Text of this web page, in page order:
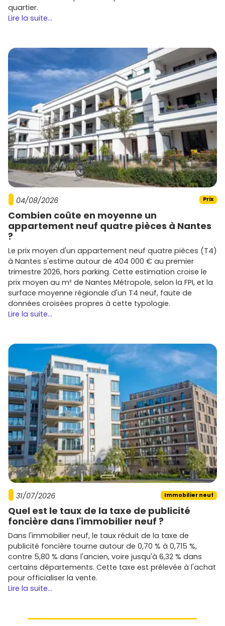
quartier.
Lire la suite...
04/08/2026 Prix
Combien coûte en moyenne un
appartement neuf quatre pièces à Nantes
?
Le prix moyen d'un appartement neuf quatre pièces (T4)
à Nantes s'estime autour de 404 000 € au premier
trimestre 2026, hors parking. Cette estimation croise le
prix moyen au m² de Nantes Métropole, selon la FPI, et la
surface moyenne régionale d'un T4 neuf, faute de
données croisées propres à cette typologie.
Lire la suite...
31/07/2026 Immobilier neuf
Quel est le taux de la taxe de publicité
foncière dans l'immobilier neuf ?
Dans l'immobilier neuf, le taux réduit de la taxe de
publicité foncière tourne autour de 0,70 % à 0,715 %,
contre 5,80 % dans l'ancien, voire jusqu'à 6,32 % dans
certains départements. Cette taxe est prélevée à l'achat
pour officialiser la vente.
Lire la suite...